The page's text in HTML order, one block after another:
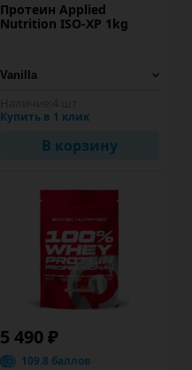
Протеин Applied
Nutrition ISO-XP 1kg
Купить в 1 клик
В корзину
5 490 ₽
109.8 баллов